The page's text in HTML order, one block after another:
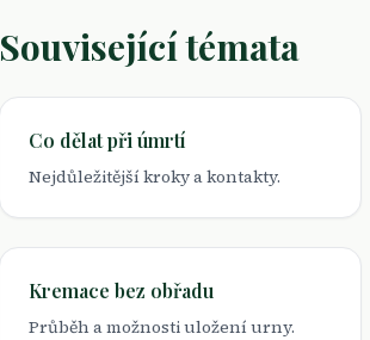
Související témata
Co dělat při úmrtí
Nejdůležitější kroky a kontakty.
Kremace bez obřadu
Průběh a možnosti uložení urny.